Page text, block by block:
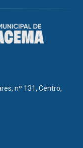
nº 131, Centro,